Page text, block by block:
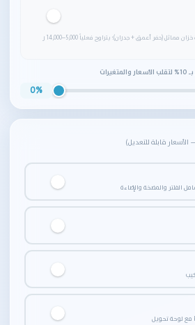
البيارة: تقدير تقريبي ≈ ضعف تكلفة خزان مماثل (حفر أعمق + جدران)؛ يتراوح فعلياً 5,000–14,000 ر
0%
الأسعار قابلة للتعديل)